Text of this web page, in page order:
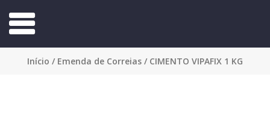
Início / Emenda de Correias / CIMENTO VIPAFIX 1 KG